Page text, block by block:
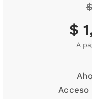
$
A